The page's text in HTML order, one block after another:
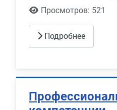
Просмотров: 521
Подробнее